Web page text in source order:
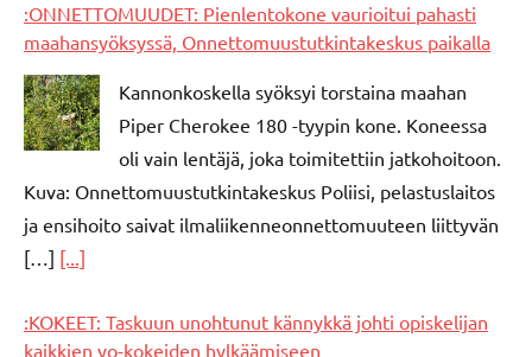
:ONNETTOMUUDET: Pienlentokone vaurioitui pahasti
maahansyöksyssä, Onnettomuustutkintakeskus paikalla
Kannonkoskella syöksyi torstaina maahan
Piper Cherokee 180 -tyypin kone. Koneessa
oli vain lentäjä, joka toimitettiin jatkohoitoon.
Kuva: Onnettomuustutkintakeskus Poliisi, pelastuslaitos
ja ensihoito saivat ilmaliikenneonnettomuuteen liittyvän
[…] [...]
:KOKEET: Taskuun unohtunut kännykkä johti opiskelijan
kaikkien yo-kokeiden hylkäämiseen